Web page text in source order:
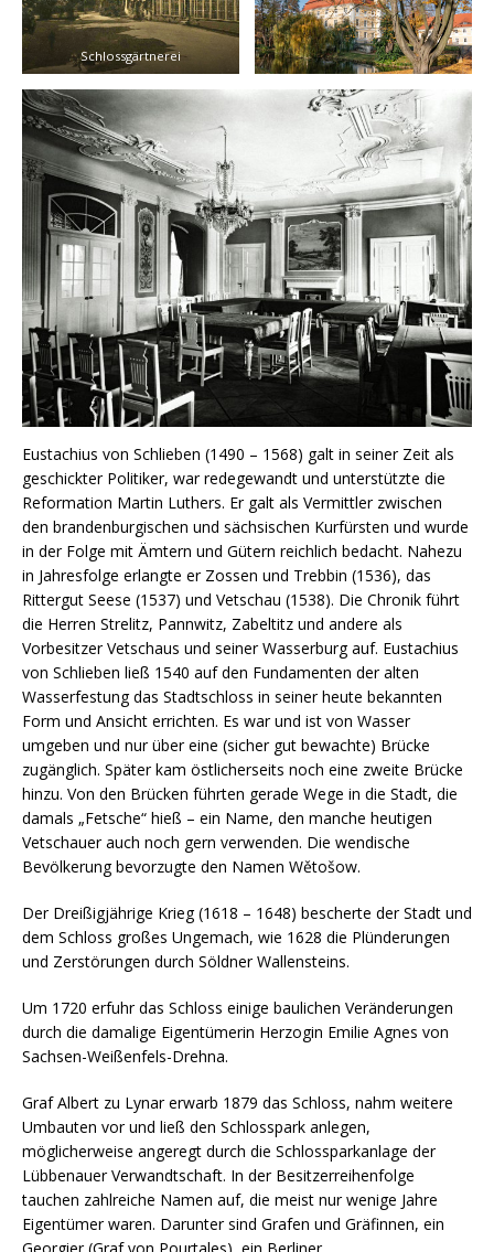
Schlossgärtnerei
Eustachius von Schlieben (1490 – 1568) galt in seiner Zeit als
geschickter Politiker, war redegewandt und unterstützte die
Reformation Martin Luthers. Er galt als Vermittler zwischen
den brandenburgischen und sächsischen Kurfürsten und wurde
in der Folge mit Ämtern und Gütern reichlich bedacht. Nahezu
in Jahresfolge erlangte er Zossen und Trebbin (1536), das
Rittergut Seese (1537) und Vetschau (1538). Die Chronik führt
die Herren Strelitz, Pannwitz, Zabeltitz und andere als
Vorbesitzer Vetschaus und seiner Wasserburg auf. Eustachius
von Schlieben ließ 1540 auf den Fundamenten der alten
Wasserfestung das Stadtschloss in seiner heute bekannten
Form und Ansicht errichten. Es war und ist von Wasser
umgeben und nur über eine (sicher gut bewachte) Brücke
zugänglich. Später kam östlicherseits noch eine zweite Brücke
hinzu. Von den Brücken führten gerade Wege in die Stadt, die
damals „Fetsche“ hieß – ein Name, den manche heutigen
Vetschauer auch noch gern verwenden. Die wendische
Bevölkerung bevorzugte den Namen Wětošow.
Der Dreißigjährige Krieg (1618 – 1648) bescherte der Stadt und
dem Schloss großes Ungemach, wie 1628 die Plünderungen
und Zerstörungen durch Söldner Wallensteins.
Um 1720 erfuhr das Schloss einige baulichen Veränderungen
durch die damalige Eigentümerin Herzogin Emilie Agnes von
Sachsen-Weißenfels-Drehna.
Graf Albert zu Lynar erwarb 1879 das Schloss, nahm weitere
Umbauten vor und ließ den Schlosspark anlegen,
möglicherweise angeregt durch die Schlossparkanlage der
Lübbenauer Verwandtschaft. In der Besitzerreihenfolge
tauchen zahlreiche Namen auf, die meist nur wenige Jahre
Eigentümer waren. Darunter sind Grafen und Gräfinnen, ein